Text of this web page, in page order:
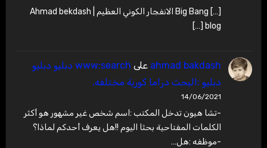
[…] Big Bang الانفجار الكوني العظيم | Ahmad bekdash
blog […]
ahmad bakdash على
www:search دبليو دبليو
دبليو :البحث دراما كورية مختلفه.
14/06/2021
-تشا هيون تدخل المكتب :اسم شخص غير مشهور هو أكثر
الكلمات المفتاحية بحثا اليوم !!هل يعرف أحدكم لماذا؟
-موظفه :هل…